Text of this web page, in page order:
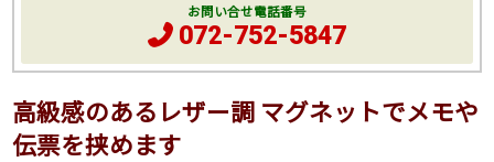
高級感のあるレザー調 マグネットでメモや
伝票を挟めます
お問い合せ電話番号
072-752-5847